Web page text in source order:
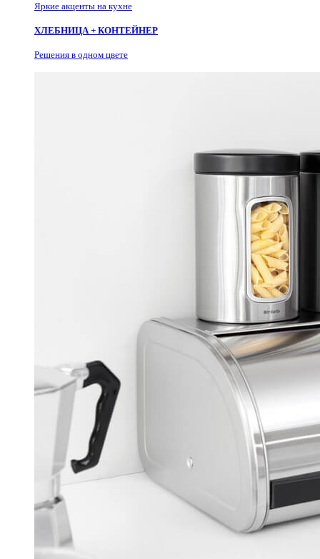
Яркие акценты на кухне
ХЛЕБНИЦА + КОНТЕЙНЕР
Решения в одном цвете